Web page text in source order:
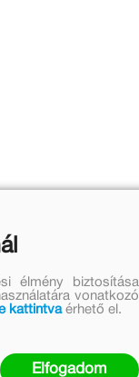
élmény biztosítása
vonatkozó
kattintvaérhető el.
Elfogadom